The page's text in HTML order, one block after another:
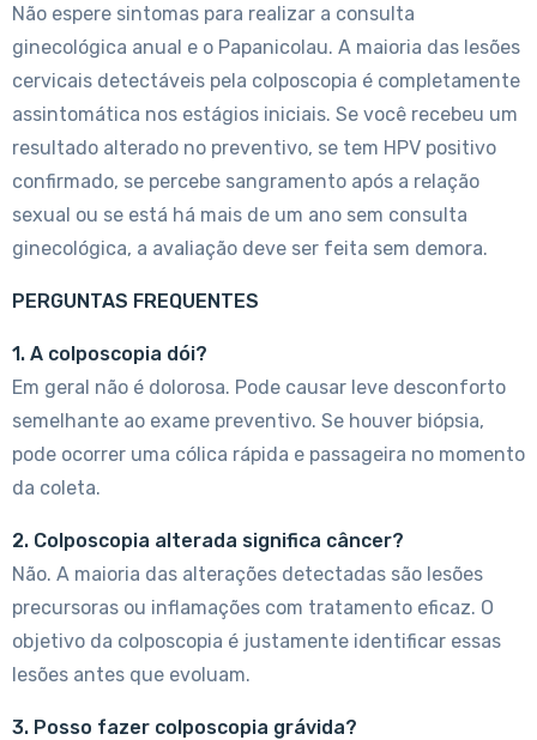
Não espere sintomas para realizar a consulta
ginecológica anual e o Papanicolau. A maioria das lesões
cervicais detectáveis pela colposcopia é completamente
assintomática nos estágios iniciais. Se você recebeu um
resultado alterado no preventivo, se tem HPV positivo
confirmado, se percebe sangramento após a relação
sexual ou se está há mais de um ano sem consulta
ginecológica, a avaliação deve ser feita sem demora.
PERGUNTAS FREQUENTES
1. A colposcopia dói?
Em geral não é dolorosa. Pode causar leve desconforto
semelhante ao exame preventivo. Se houver biópsia,
pode ocorrer uma cólica rápida e passageira no momento
da coleta.
2. Colposcopia alterada significa câncer?
Não. A maioria das alterações detectadas são lesões
precursoras ou inflamações com tratamento eficaz. O
objetivo da colposcopia é justamente identificar essas
lesões antes que evoluam.
3. Posso fazer colposcopia grávida?